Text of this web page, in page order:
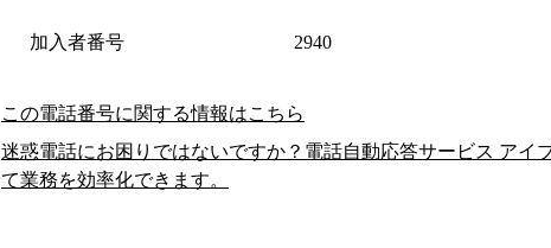
加入者番号 2940
この電話番号に関する情報はこちら
迷惑電話にお困りではないですか？電話自動応答サービス アイ
て業務を効率化できます。